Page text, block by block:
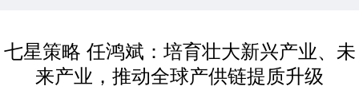
七星策略 任鸿斌：培育壮大新兴产业、未
来产业，推动全球产供链提质升级